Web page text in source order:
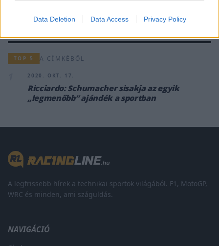
Data Deletion Data Access Privacy Policy
TOP 5 A CÍMKÉBŐL
2020. OKT. 17.
Ricciardo: Schumacher sisakja az egyik
„legmenőbb” ajándék a sportban
A legfrissebb hírek a technikai sportok világából. F1, MotoGP,
WRC és minden, ami száguldás.
NAVIGÁCIÓ